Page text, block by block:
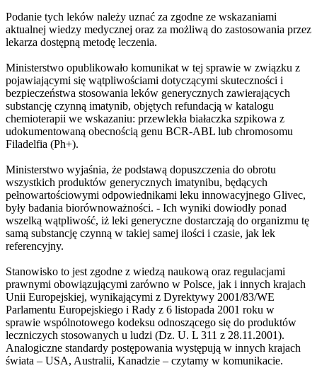
Podanie tych leków należy uznać za zgodne ze wskazaniami
aktualnej wiedzy medycznej oraz za możliwą do zastosowania przez
lekarza dostępną metodę leczenia.
Ministerstwo opublikowało komunikat w tej sprawie w związku z
pojawiającymi się wątpliwościami dotyczącymi skuteczności i
bezpieczeństwa stosowania leków generycznych zawierających
substancję czynną imatynib, objętych refundacją w katalogu
chemioterapii we wskazaniu: przewlekła białaczka szpikowa z
udokumentowaną obecnością genu BCR-ABL lub chromosomu
Filadelfia (Ph+).
Ministerstwo wyjaśnia, że podstawą dopuszczenia do obrotu
wszystkich produktów generycznych imatynibu, będących
pełnowartościowymi odpowiednikami leku innowacyjnego Glivec,
były badania biorównoważności. - Ich wyniki dowiodły ponad
wszelką wątpliwość, iż leki generyczne dostarczają do organizmu tę
samą substancję czynną w takiej samej ilości i czasie, jak lek
referencyjny.
Stanowisko to jest zgodne z wiedzą naukową oraz regulacjami
prawnymi obowiązującymi zarówno w Polsce, jak i innych krajach
Unii Europejskiej, wynikającymi z Dyrektywy 2001/83/WE
Parlamentu Europejskiego i Rady z 6 listopada 2001 roku w
sprawie wspólnotowego kodeksu odnoszącego się do produktów
leczniczych stosowanych u ludzi (Dz. U. L 311 z 28.11.2001).
Analogiczne standardy postępowania występują w innych krajach
świata – USA, Australii, Kanadzie – czytamy w komunikacie.